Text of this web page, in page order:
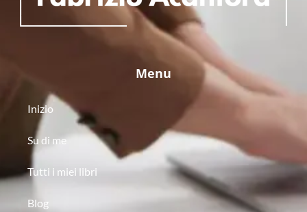
Menu
Inizio
Su di me
Tutti i miei libri
Blog